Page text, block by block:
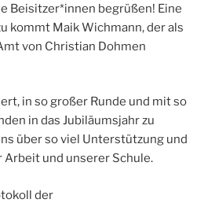
Beisitzer*innen begrüßen! Eine
kommt Maik Wichmann, der als
von Christian Dohmen
in so großer Runde und mit so
in das Jubiläumsjahr zu
über so viel Unterstützung und
Arbeit und unserer Schule.
der